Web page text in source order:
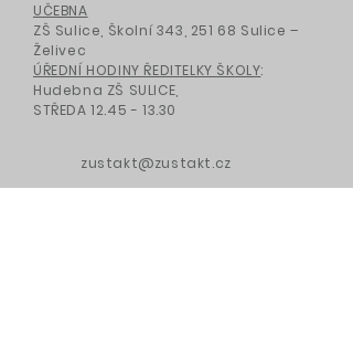
UČEBNA
ZŠ Sulice, Školní 343, 251 68 Sulice –
Želivec
ÚŘEDNÍ HODINY ŘEDITELKY ŠKOLY:
Hudebna ZŠ SULICE,
STŘEDA12.45 - 13.30
zustakt@zustakt.cz